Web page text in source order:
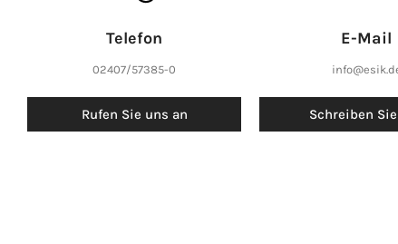
Telefon
02407/57385-0
Rufen Sie uns an
E-Mail
Schreiben